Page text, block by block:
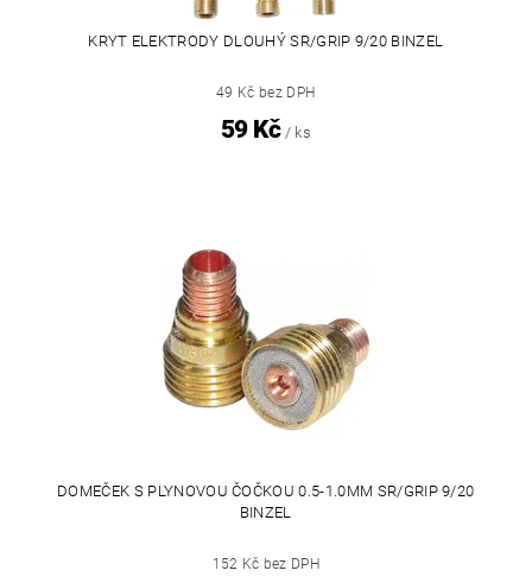
KRYT ELEKTRODY DLOUHÝ SR/GRIP 9/20 BINZEL
49 Kč bez DPH
59 Kč / ks
DOMEČEK S PLYNOVOU ČOČKOU 0.5-1.0MM SR/GRIP 9/20
BINZEL
152 Kč bez DPH